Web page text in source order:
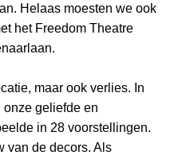
Helaas moesten we ook
het Freedom Theatre
maar ook verlies. In
geliefde en
in 28 voorstellingen.
van de decors. Als